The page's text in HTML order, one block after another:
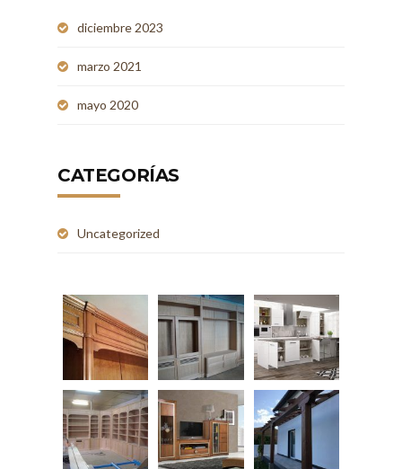
diciembre 2023
marzo 2021
mayo 2020
CATEGORÍAS
Uncategorized